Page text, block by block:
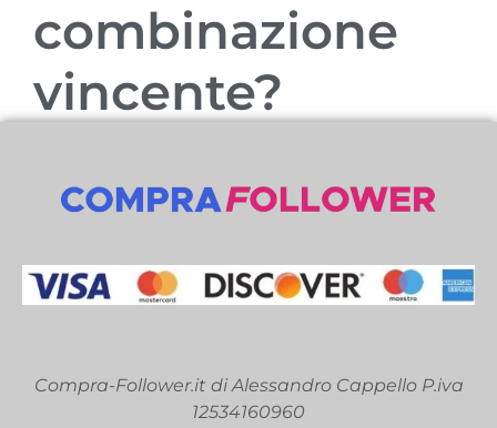
combinazione
vincente?
Compra-Follower.it di Alessandro Cappello P.iva
12534160960